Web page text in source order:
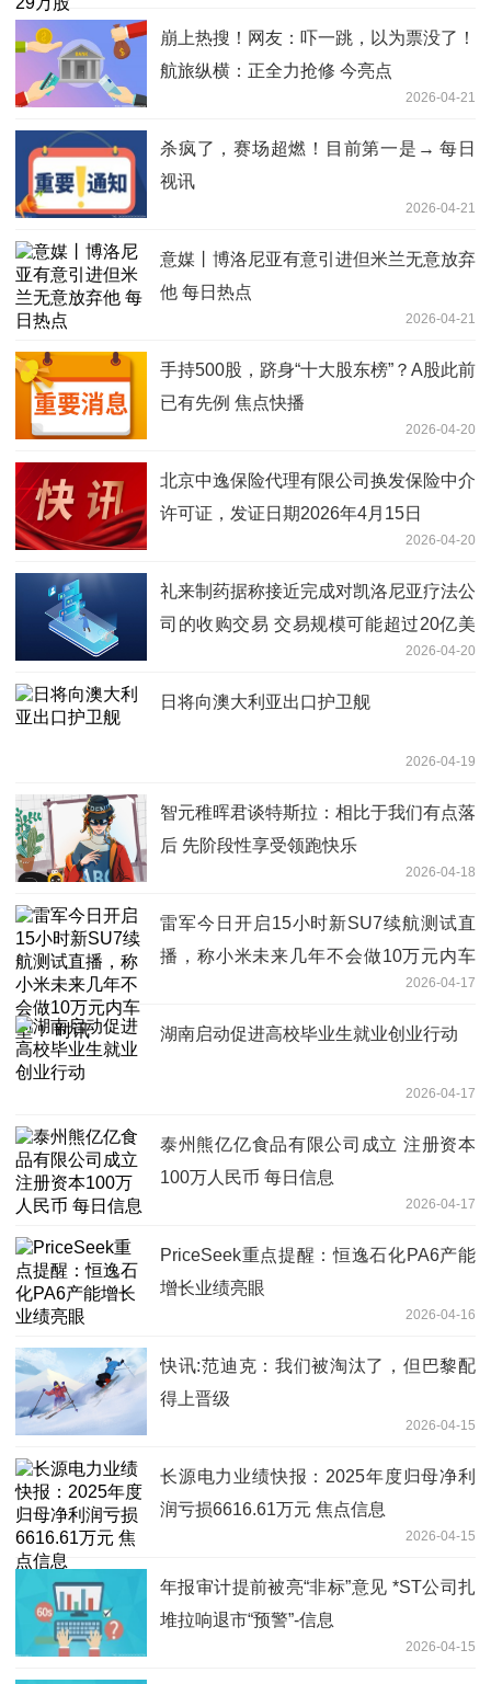
崩上热搜！网友：吓一跳，以为票没了！
航旅纵横：正全力抢修 今亮点
2026-04-21
杀疯了，赛场超燃！目前第一是→ 每日
视讯
2026-04-21
意媒丨博洛尼亚有意引进但米兰无意放弃
他 每日热点
2026-04-21
手持500股，跻身“十大股东榜”？A股此前
已有先例 焦点快播
2026-04-20
北京中逸保险代理有限公司换发保险中介
许可证，发证日期2026年4月15日
2026-04-20
礼来制药据称接近完成对凯洛尼亚疗法公
司的收购交易 交易规模可能超过20亿美
2026-04-20
日将向澳大利亚出口护卫舰
2026-04-19
智元稚晖君谈特斯拉：相比于我们有点落
后 先阶段性享受领跑快乐
2026-04-18
雷军今日开启15小时新SU7续航测试直
播，称小米未来几年不会做10万元内车
2026-04-17
湖南启动促进高校毕业生就业创业行动
2026-04-17
泰州熊亿亿食品有限公司成立 注册资本
100万人民币 每日信息
2026-04-17
PriceSeek重点提醒：恒逸石化PA6产能
增长业绩亮眼
2026-04-16
快讯:​范迪克：我们被淘汰了，但巴黎配
得上晋级
2026-04-15
长源电力业绩快报：2025年度归母净利
润亏损6616.61万元 焦点信息
2026-04-15
年报审计提前被亮“非标”意见 *ST公司扎
堆拉响退市“预警”-信息
2026-04-15